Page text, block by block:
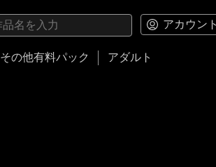
アカウント
その他有料パック アダルト